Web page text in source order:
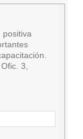
positiva
3,